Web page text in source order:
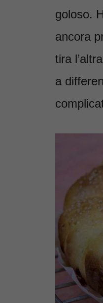
goloso.
ancora
tira
a